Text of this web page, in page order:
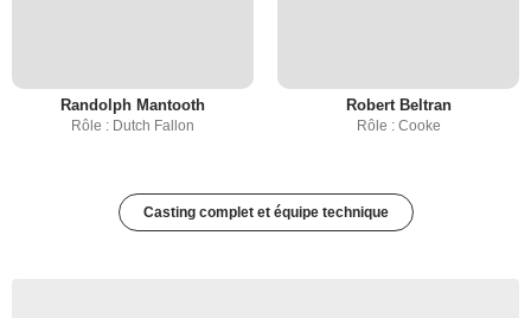
Randolph Mantooth
Rôle : Dutch Fallon
Robert Beltran
Rôle : Cooke
Casting complet et équipe technique